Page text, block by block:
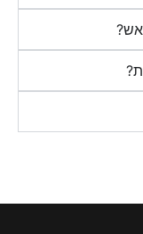
אש?